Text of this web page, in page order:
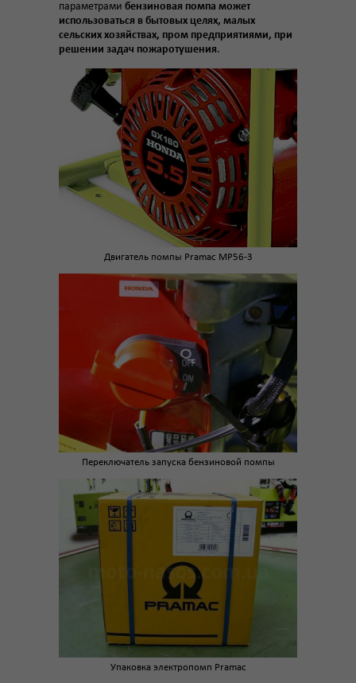
параметрами бензиновая помпа может
использоваться в бытовых целях, малых
сельских хозяйствах, пром предприятиями, при
решении задач пожаротушения.
Двигатель помпы Pramac MP56-3
Переключатель запуска бензиновой помпы
Упаковка электропомп Pramac